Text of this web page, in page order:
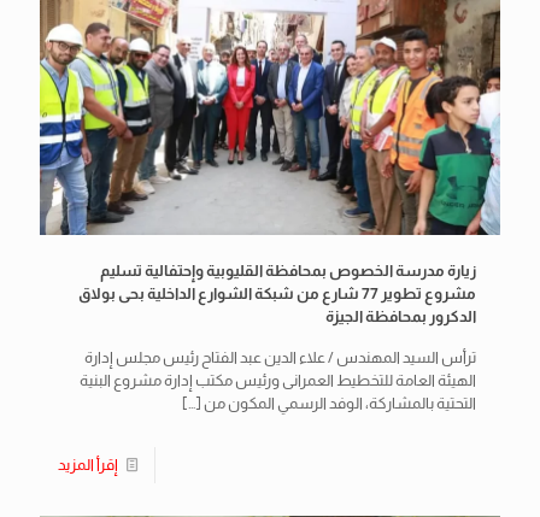
زيارة مدرسة الخصوص بمحافظة القليوبية وإحتفالية تسليم
مشروع تطوير 77 شارع من شبكة الشوارع الداخلية بحى بولاق
الدكرور بمحافظة الجيزة
ترأس السيد المهندس / علاء الدين عبد الفتاح رئيس مجلس إدارة
الهيئة العامة للتخطيط العمرانى ورئيس مكتب إدارة مشروع البنية
التحتية بالمشاركة، الوفد الرسمي المكون من […]
إقرأ المزيد